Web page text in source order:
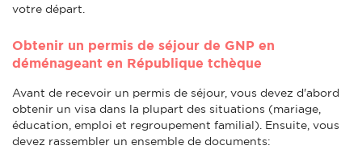
votre départ.
Obtenir un permis de séjour de GNP en
déménageant en République tchèque
Avant de recevoir un permis de séjour, vous devez d'abord
obtenir un visa dans la plupart des situations (mariage,
éducation, emploi et regroupement familial). Ensuite, vous
devez rassembler un ensemble de documents: